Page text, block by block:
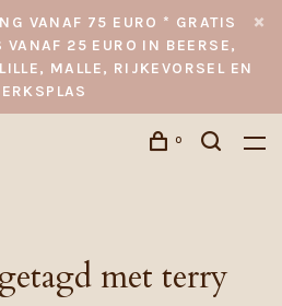
VANAF 75 EURO * GRATIS
VANAF 25 EURO IN BEERSE,
MALLE, RIJKEVORSEL EN
0
met terry